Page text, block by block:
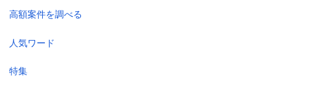
高額案件を調べる
人気ワード
特集